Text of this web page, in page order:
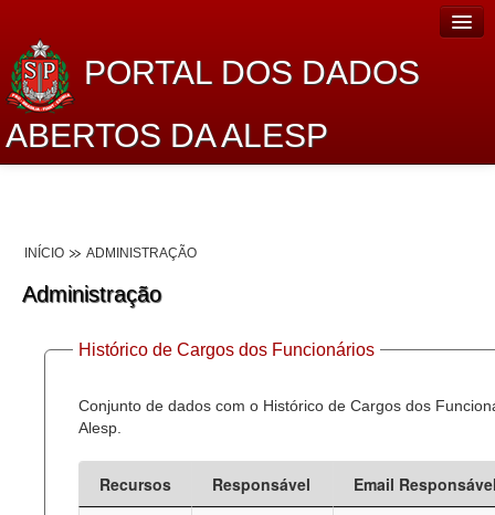
PORTAL DOS DADOS
ABERTOS DA ALESP
Dados Abertos Alesp
Lei de Acesso à Informação
Dados Governamentais Abertos
Planejamento
Catálogo de dados
Processo Legislativo
INÍCIO ADMINISTRAÇÃO
Administração
Histórico de Cargos dos Funcionários
Conjunto de dados com o Histórico de Cargos dos
Alesp.
Recursos Responsável
Email